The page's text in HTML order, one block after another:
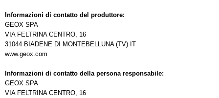
Informazioni di contatto del produttore:
GEOX SPA
VIA FELTRINA CENTRO, 16
31044 BIADENE DI MONTEBELLUNA (TV) IT
www.geox.com
Informazioni di contatto della persona responsabile:
GEOX SPA
VIA FELTRINA CENTRO, 16